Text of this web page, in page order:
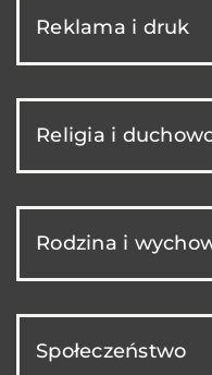
Reklama i druk
Religia i
Rodzina i
Społeczeństwo